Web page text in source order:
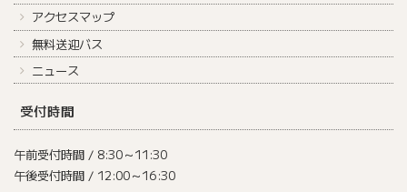
アクセスマップ
無料送迎バス
ニュース
受付時間
午前受付時間 / 8:30～11:30
午後受付時間 / 12:00～16:30